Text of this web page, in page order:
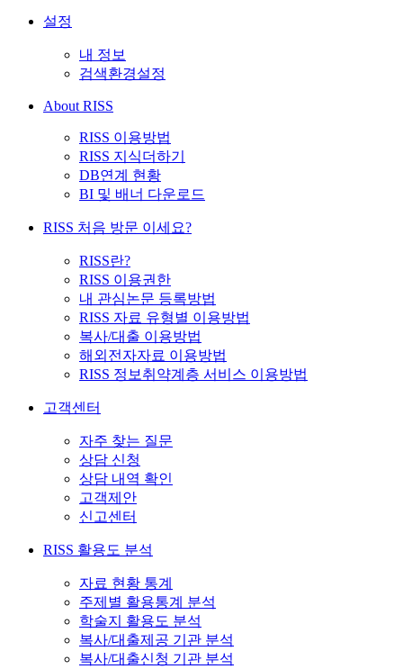
설정
내 정보
검색환경설정
About RISS
RISS 이용방법
RISS 지식더하기
DB연계 현황
BI 및 배너 다운로드
RISS 처음 방문 이세요?
RISS란?
RISS 이용권한
내 관심논문 등록방법
RISS 자료 유형별 이용방법
복사/대출 이용방법
해외전자자료 이용방법
RISS 정보취약계층 서비스 이용방법
고객센터
자주 찾는 질문
상담 신청
상담 내역 확인
고객제안
신고센터
RISS 활용도 분석
자료 현황 통계
주제별 활용통계 분석
학술지 활용도 분석
복사/대출제공 기관 분석
복사/대출신청 기관 분석